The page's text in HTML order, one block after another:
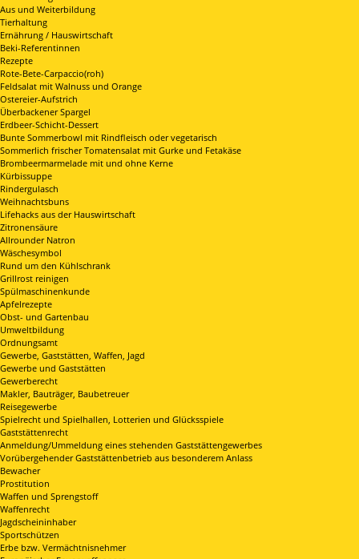
Aus und Weiterbildung
Tierhaltung
Ernährung / Hauswirtschaft
Beki-Referentinnen
Rezepte
Rote-Bete-Carpaccio(roh)
Feldsalat mit Walnuss und Orange
Ostereier-Aufstrich
Überbackener Spargel
Erdbeer-Schicht-Dessert
Bunte Sommerbowl mit Rindfleisch oder vegetarisch
Sommerlich frischer Tomatensalat mit Gurke und Fetakäse
Brombeermarmelade mit und ohne Kerne
Kürbissuppe
Rindergulasch
Weihnachtsbuns
Lifehacks aus der Hauswirtschaft
Zitronensäure
Allrounder Natron
Wäschesymbol
Rund um den Kühlschrank
Grillrost reinigen
Spülmaschinenkunde
Apfelrezepte
Obst- und Gartenbau
Umweltbildung
Ordnungsamt
Gewerbe, Gaststätten, Waffen, Jagd
Gewerbe und Gaststätten
Gewerberecht
Makler, Bauträger, Baubetreuer
Reisegewerbe
Spielrecht und Spielhallen, Lotterien und Glücksspiele
Gaststättenrecht
Anmeldung/Ummeldung eines stehenden Gaststättengewerbes
Vorübergehender Gaststättenbetrieb aus besonderem Anlass
Bewacher
Prostitution
Waffen und Sprengstoff
Waffenrecht
Jagdscheininhaber
Sportschützen
Erbe bzw. Vermächtnisnehmer